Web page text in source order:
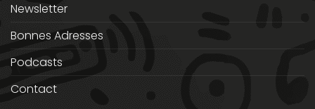
Newsletter
Bonnes Adresses
Podcasts
Contact